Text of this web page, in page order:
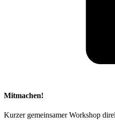
Mitmachen!
Kurzer gemeinsamer Workshop